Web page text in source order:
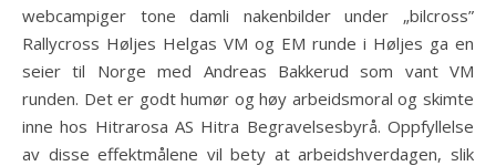
webcampiger tone damli nakenbilder under „bilcross”
Rallycross Høljes Helgas VM og EM runde i Høljes ga en
seier til Norge med Andreas Bakkerud som vant VM
runden. Det er godt humør og høy arbeidsmoral og skimte
inne hos Hitrarosa AS Hitra Begravelsesbyrå. Oppfyllelse
av disse effektmålene vil bety at arbeidshverdagen, slik